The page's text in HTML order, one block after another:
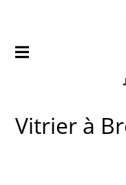
Vitrier à